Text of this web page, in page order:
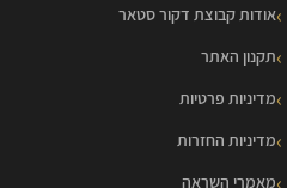
אודות קבוצת דקור סטאר
תקנון האתר
מדיניות פרטיות
מדיניות החזרות
מאמרי השראה